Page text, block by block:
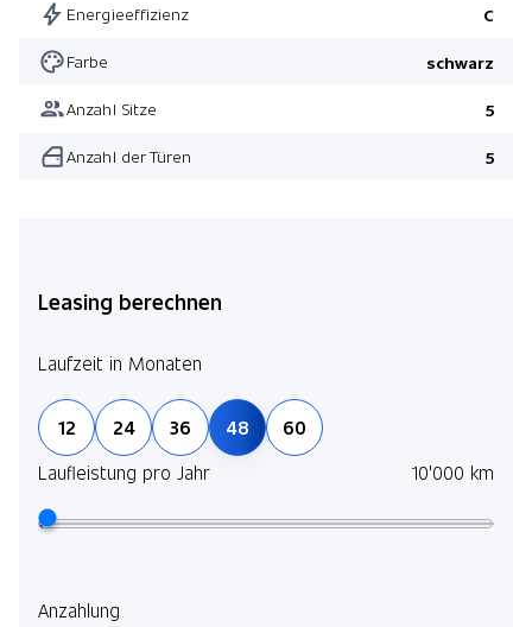
Energieeffizienz C
Farbe schwarz
Anzahl Sitze 5
Anzahl der Türen 5
Leasing berechnen
Laufzeit in Monaten
12 24 36 48
60
Laufleistung pro Jahr
10'000 km
Anzahlung